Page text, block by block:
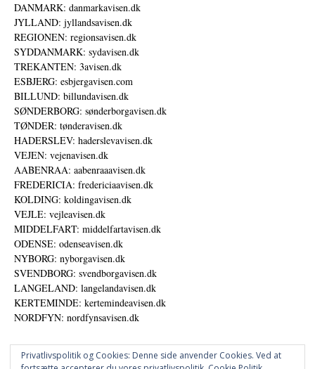
DANMARK: danmarkavisen.dk
JYLLAND: jyllandsavisen.dk
REGIONEN: regionsavisen.dk
SYDDANMARK: sydavisen.dk
TREKANTEN: 3avisen.dk
ESBJERG: esbjergavisen.com
BILLUND: billundavisen.dk
SØNDERBORG: sønderborgavisen.dk
TØNDER: tønderavisen.dk
HADERSLEV: haderslevavisen.dk
VEJEN: vejenavisen.dk
AABENRAA: aabenraaavisen.dk
FREDERICIA: fredericiaavisen.dk
KOLDING: koldingavisen.dk
VEJLE: vejleavisen.dk
MIDDELFART: middelfartavisen.dk
ODENSE: odenseavisen.dk
NYBORG: nyborgavisen.dk
SVENDBORG: svendborgavisen.dk
LANGELAND: langelandavisen.dk
KERTEMINDE: kertemindeavisen.dk
NORDFYN: nordfynsavisen.dk
Privatlivspolitik og Cookies: Denne side anvender Cookies. Ved at